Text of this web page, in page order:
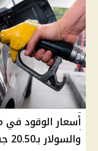
والسولار بـ20.50 جنيه